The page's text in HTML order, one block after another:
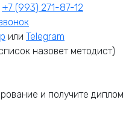
+7 (993) 271-87-12
или Telegram
назовет методист)
и получите диплом